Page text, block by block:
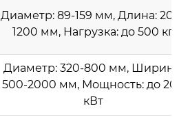
Диаметр: 89-159 мм, Длина:
1200 мм, Нагрузка: до 500 кг
Диаметр: 320-800 мм,
500-2000 мм, Мощность: до
кВт